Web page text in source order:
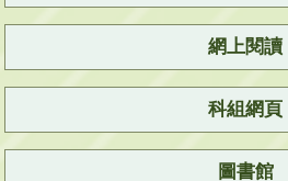
網上閱讀
科組網頁
圖書館